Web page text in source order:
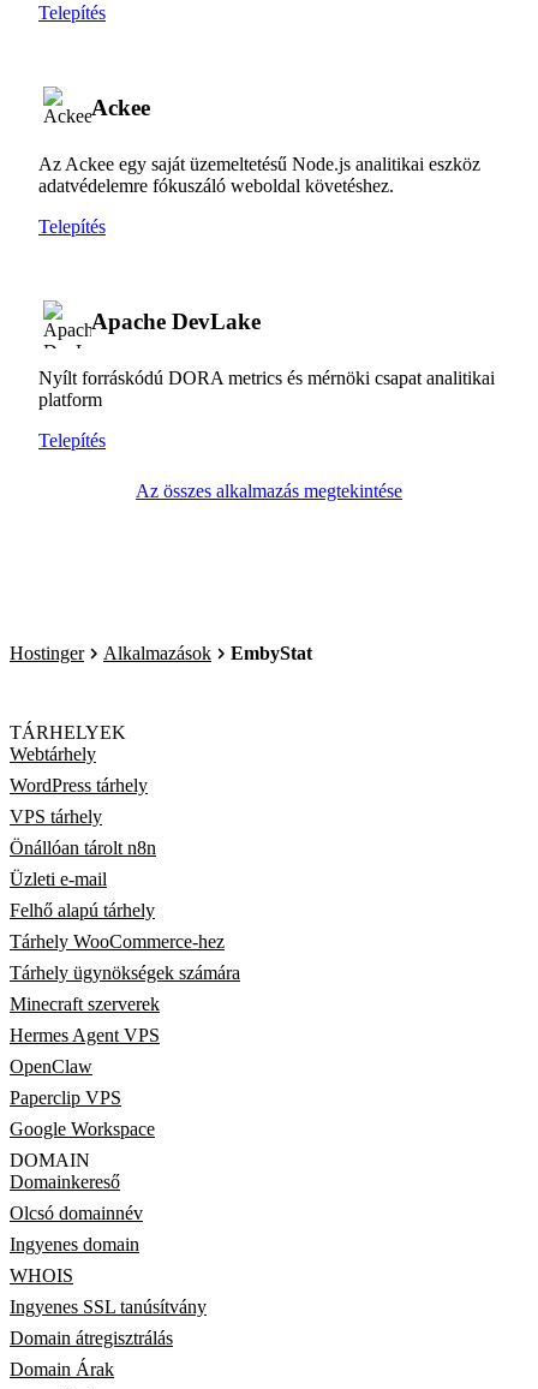
Telepítés
Ackee
Az Ackee egy saját üzemeltetésű Node.js analitikai eszköz
adatvédelemre fókuszáló weboldal követéshez.
Telepítés
Apache DevLake
Nyílt forráskódú DORA metrics és mérnöki csapat analitikai
platform
Telepítés
Az összes alkalmazás megtekintése
Hostinger Alkalmazások EmbyStat
TÁRHELYEK
Webtárhely
WordPress tárhely
VPS tárhely
Önállóan tárolt n8n
Üzleti e-mail
Felhő alapú tárhely
Tárhely WooCommerce-hez
Tárhely ügynökségek számára
Minecraft szerverek
Hermes Agent VPS
OpenClaw
Paperclip VPS
Google Workspace
DOMAIN
Domainkereső
Olcsó domainnév
Ingyenes domain
WHOIS
Ingyenes SSL tanúsítvány
Domain átregisztrálás
Domain Árak